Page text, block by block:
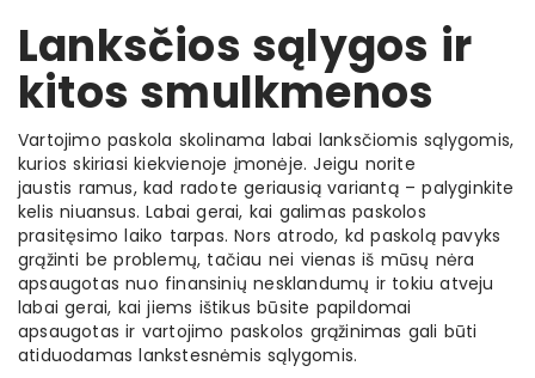
Lanksčios sąlygos ir
kitos smulkmenos
Vartojimo paskola skolinama labai lanksčiomis sąlygomis,
kurios skiriasi kiekvienoje įmonėje. Jeigu norite
jaustis ramus, kad radote geriausią variantą – palyginkite
kelis niuansus. Labai gerai, kai galimas paskolos
prasitęsimo laiko tarpas. Nors atrodo, kd paskolą pavyks
grąžinti be problemų, tačiau nei vienas iš mūsų nėra
apsaugotas nuo finansinių nesklandumų ir tokiu atveju
labai gerai, kai jiems ištikus būsite papildomai
apsaugotas ir vartojimo paskolos grąžinimas gali būti
atiduodamas lankstesnėmis sąlygomis.